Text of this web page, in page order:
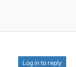
Log in to reply